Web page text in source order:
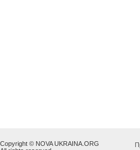
Copyright © NOVA UKRAINA.ORG